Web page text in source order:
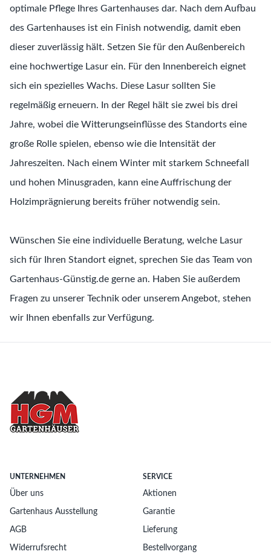
optimale Pflege Ihres Gartenhauses dar. Nach dem Aufbau
des Gartenhauses ist ein Finish notwendig, damit eben
dieser zuverlässig hält. Setzen Sie für den Außenbereich
eine hochwertige Lasur ein. Für den Innenbereich eignet
sich ein spezielles Wachs. Diese Lasur sollten Sie
regelmäßig erneuern. In der Regel hält sie zwei bis drei
Jahre, wobei die Witterungseinflüsse des Standorts eine
große Rolle spielen, ebenso wie die Intensität der
Jahreszeiten. Nach einem Winter mit starkem Schneefall
und hohen Minusgraden, kann eine Auffrischung der
Holzimprägnierung bereits früher notwendig sein.
Wünschen Sie eine individuelle Beratung, welche Lasur
sich für Ihren Standort eignet, sprechen Sie das Team von
Gartenhaus-Günstig.de gerne an. Haben Sie außerdem
Fragen zu unserer Technik oder unserem Angebot, stehen
wir Ihnen ebenfalls zur Verfügung.
UNTERNEHMEN
Über uns
Gartenhaus Ausstellung
AGB
Widerrufsrecht
SERVICE
Aktionen
Garantie
Lieferung
Bestellvorgang